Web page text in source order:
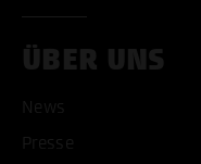
ÜBER UNS
News
Presse